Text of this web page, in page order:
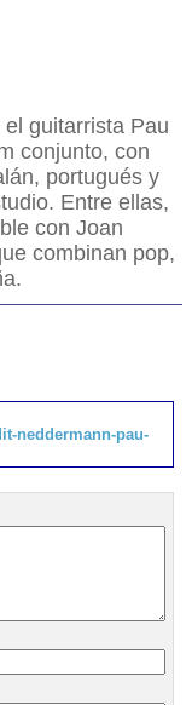
guitarrista Pau
conjunto, con
portugués y
Entre ellas,
con Joan
combinan pop,
neddermann-pau-